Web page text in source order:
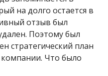
на долго остается в
отзыв был
Поэтому был
стратегический план
Что было